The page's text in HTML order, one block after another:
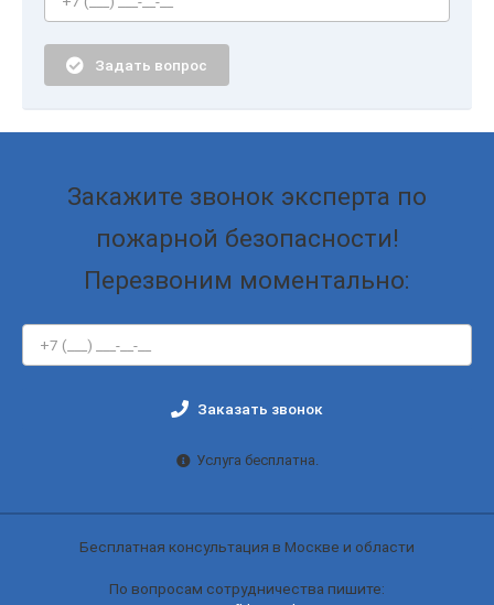
Задать вопрос
Закажите звонок эксперта по
пожарной безопасности!
Перезвоним моментально:
Заказать звонок
Услуга бесплатна.
Бесплатная консультация в Москве и области
По вопросам сотрудничества пишите: